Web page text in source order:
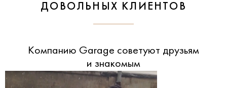
ДОВОЛЬНЫХ КЛИЕНТОВ
Компанию Garage советуют друзьям
и знакомым